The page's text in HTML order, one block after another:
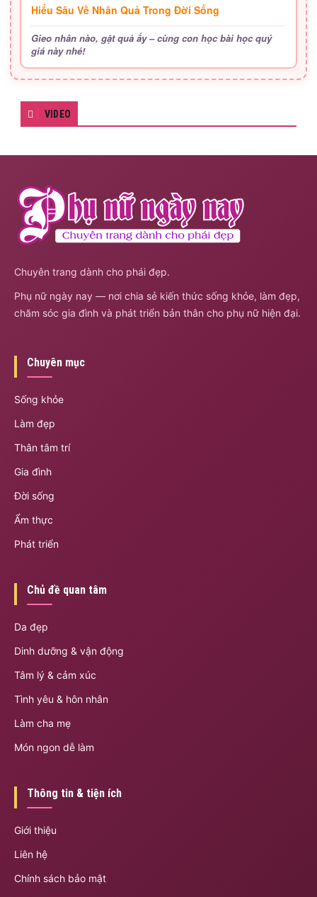
Hiểu Sâu Về Nhân Quả Trong Đời Sống
Gieo nhân nào, gặt quả ấy – cùng con học bài học quý
giá này nhé!
VIDEO
Chuyên trang dành cho phái đẹp.
Phụ nữ ngày nay — nơi chia sẻ kiến thức sống khỏe, làm đẹp,
chăm sóc gia đình và phát triển bản thân cho phụ nữ hiện đại.
Chuyên mục
Sống khỏe
Làm đẹp
Thân tâm trí
Gia đình
Đời sống
Ẩm thực
Phát triển
Chủ đề quan tâm
Da đẹp
Dinh dưỡng & vận động
Tâm lý & cảm xúc
Tình yêu & hôn nhân
Làm cha mẹ
Món ngon dễ làm
Thông tin & tiện ích
Giới thiệu
Liên hệ
Chính sách bảo mật